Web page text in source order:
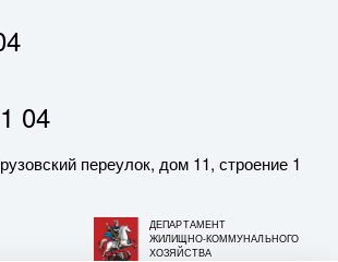
04
переулок, дом 11, строение 1
ДЕПАРТАМЕНТ
ЖИЛИЩНО-КОММУНАЛЬНОГО
ХОЗЯЙСТВА